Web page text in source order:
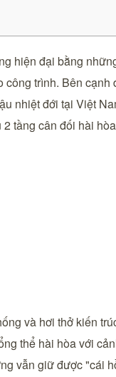
hiện đại bằng
trình. Bên
nhiệt đới tại Việt
tầng cân đối hài
và hơi thở kiến
thể hài hòa với
vẫn giữ được "cái